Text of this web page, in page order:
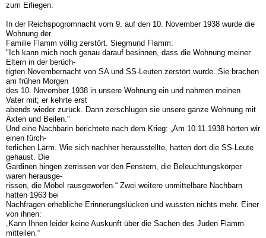
zum Erliegen.
In der Reichspogromnacht vom 9. auf den 10. November 1938 wurde die
Wohnung der
Familie Flamm völlig zerstört. Siegmund Flamm:
"Ich kann mich noch genau darauf besinnen, dass die Wohnung meiner
Eltern in der berüch-
tigten Novembernacht von SA und SS-Leuten zerstört wurde. Sie brachen
am frühen Morgen
des 10. November 1938 in unsere Wohnung ein und nahmen meinen
Vater mit; er kehrte erst
abends wieder zurück. Dann zerschlugen sie unsere ganze Wohnung mit
Äxten und Beilen."
Und eine Nachbarin berichtete nach dem Krieg: „Am 10.11.1938 hörten wir
einen fürch-
terlichen Lärm. Wie sich nachher herausstellte, hatten dort die SS-Leute
gehaust. Die
Gardinen hingen zerrissen vor den Fenstern, die Beleuchtungskörper
waren herausge-
rissen, die Möbel rausgeworfen.“ Zwei weitere unmittelbare Nachbarn
hatten 1963 bei
Nachfragen erhebliche Erinnerungslücken und wussten nichts mehr. Einer
von ihnen:
„Kann Ihnen leider keine Auskunft über die Sachen des Juden Flamm
mitteilen.“